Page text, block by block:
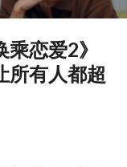
恋爱2》
所有人都超